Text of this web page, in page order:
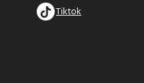
Tiktok